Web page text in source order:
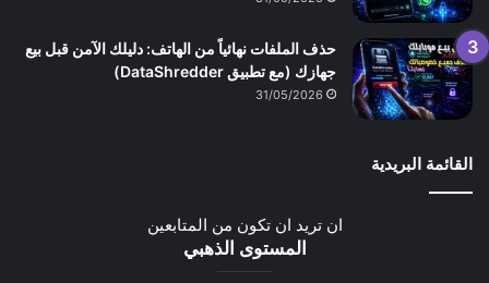
حذف الملفات نهائياً من الهاتف: دليلك الآمن قبل بيع
جهازك (مع تطبيق DataShredder)
31/05/2026
القائمة البريدية
ان تريد ان تكون من المتابعين
المستوى الذهبي